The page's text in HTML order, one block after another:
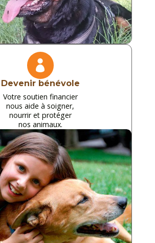

Devenir bénévole
Votre soutien financier
nous aide à soigner,
nourrir et protéger
nos animaux.